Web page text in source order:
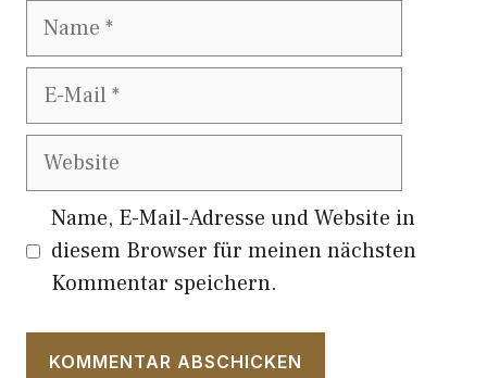
Name
E-
Website
Name, E-Mail-Adresse und Website in
diesem Browser für meinen nächsten
Kommentar speichern.